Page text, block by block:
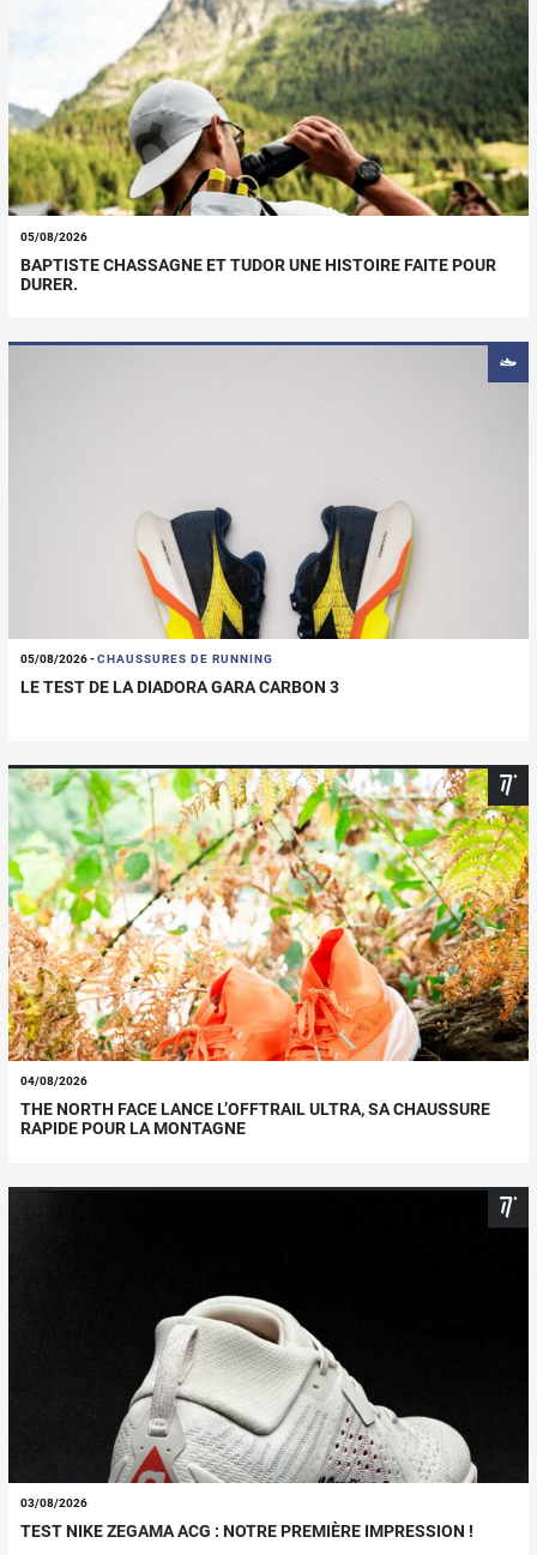
05/08/2026
BAPTISTE CHASSAGNE ET TUDOR UNE HISTOIRE FAITE POUR
DURER.
05/08/2026-CHAUSSURES DE RUNNING
LE TEST DE LA DIADORA GARA CARBON 3
04/08/2026
THE NORTH FACE LANCE L’OFFTRAIL ULTRA, SA CHAUSSURE
RAPIDE POUR LA MONTAGNE
03/08/2026
TEST NIKE ZEGAMA ACG : NOTRE PREMIÈRE IMPRESSION !